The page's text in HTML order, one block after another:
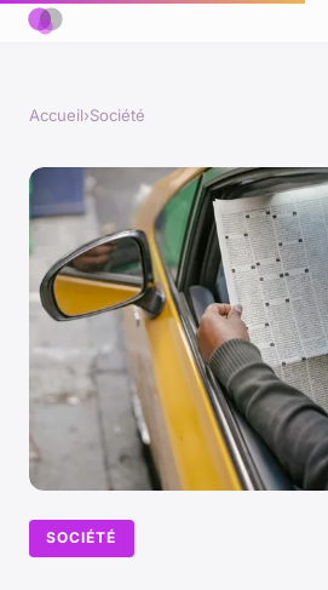
Accueil›Société
SOCIÉTÉ